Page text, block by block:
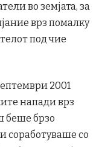
во земјата, за
врз помалку
под чие
2001
напади врз
беше брзо
соработуваше со